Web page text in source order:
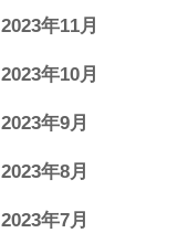
2023年11月
2023年10月
2023年9月
2023年8月
2023年7月